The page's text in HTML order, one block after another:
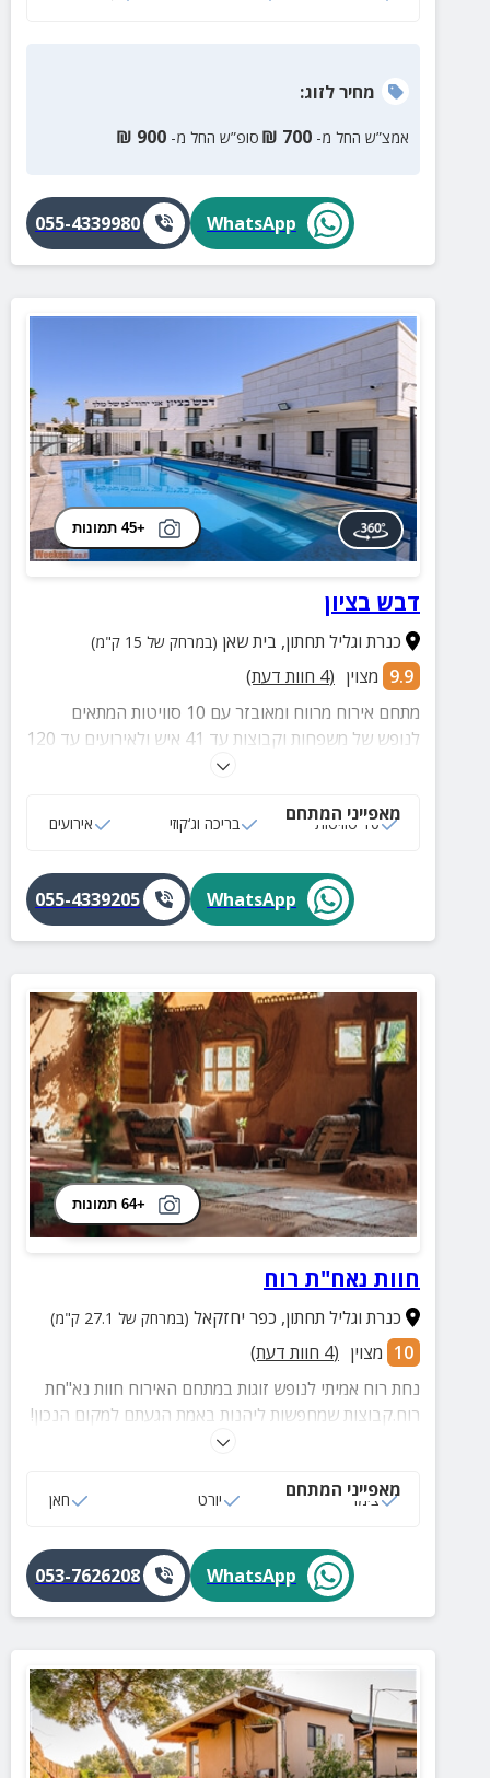
מחירלזוג:
אמצ”ש החל מ- 700
₪ סופ”ש החל מ- 900
₪
WhatsApp
055-4339980
+45 תמונות
דבש בציון
כנרת וגליל תחתון, בית שאן (במרחק של 15 ק"מ)
9.9 מצוין (
4 חוות דעת)
מתחם אירוח מרווח ומאובזר עם 10 סוויטות המתאים
לנופש של משפחות וקבוצות עד 41 איש ולאירועים עד 120
איש! חצר עם בריכה מגודרת, עמדות מנגל, אולם כנסים
מאפייני המתחם
10 סוויטות בריכה וג‘קוזי אירועים
WhatsApp
055-4339205
+64 תמונות
חוות נאח"ת רוח
כנרת וגליל תחתון, כפר יחזקאל (במרחק של 27.1 ק"מ)
10 מצוין (
4 חוות דעת)
נחת רוח אמיתי לנופש זוגות במתחם האירוח חוות נא"חת
רוח.קבוצות שמחפשות ליהנות באמת הגעתם למקום הנכון!
מתחם יפהפה עם פינות אש חיצוניות, מטבח חוץ מאובזר
מאפייני המתחם
צימר יורט חאן
WhatsApp
053-7626208